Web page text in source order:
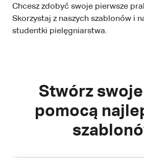
Chcesz zdobyć swoje pierwsze
Skorzystaj z naszych szablonów i
studentki pielęgniarstwa.
Stwórz swoje
pomocą